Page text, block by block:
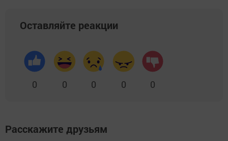
Оставляйте реакции
0 0 0 0 0
Расскажите друзьям